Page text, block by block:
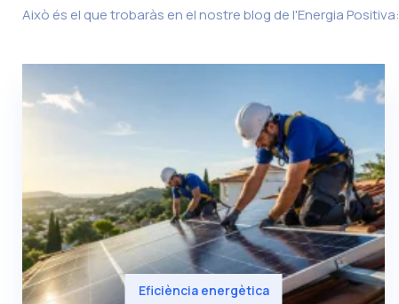
Això és el que trobaràs en el nostre blog de l'Energia Positiva:
Eficiència energètica